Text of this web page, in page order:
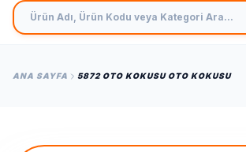
Ürün Adı, Ürün Kodu veya Kategori Ara
ANA SAYFA 5872 OTO KOKUSU OTO KOKUSU